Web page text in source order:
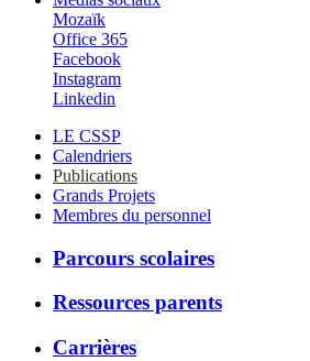
Mozaïk
Office 365
Facebook
Instagram
Linkedin
LE CSSP
Calendriers
Publications
Grands Projets
Membres du personnel
Parcours scolaires
Ressources parents
Carrières